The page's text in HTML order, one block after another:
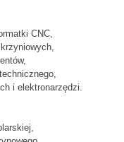
CNC,
i elektronarzędzi.